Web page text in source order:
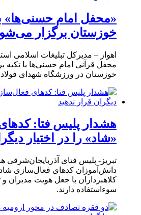
«محفل امام حسنی‌ها»
خوزستان برگزار
اهواز – مدیرکل تبلیغات اسلامی
محفل قرآنی امام حسنی‌ها با تکیه
خوزستان در ورزشگاه شهدای
هشدار پلیس فتا:
«شاد» را در اختیار
تبریز- پلیس فتای آذربایجان‌شرقی
دانش‌آموزان کدهای فعال‌سازی شاد
کلاهبرداران با جعل هویت مدیران
سوءاستفاده دارند.